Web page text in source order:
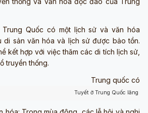
Quốc có một lịch sử và văn hóa
di sản văn hóa và lịch sử được bảo tồn.
kết hợp với việc thăm các di tích lịch sử,
truyền thống.
Tuyết ở Trung Quốc lãng